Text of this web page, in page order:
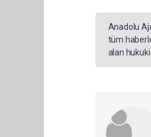
Anadolu
tüm
alan